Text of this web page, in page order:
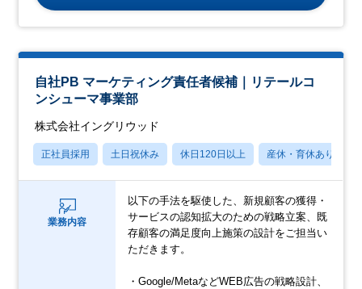
自社PB マーケティング責任者候補｜リテールコ
ンシューマ事業部
株式会社イングリウッド
正社員採用 土日祝休み 休日120日以上 産休・育休あり
業務内容
以下の手法を駆使した、新規顧客の獲得・
サービスの認知拡大のための戦略立案、既
存顧客の満足度向上施策の設計をご担当い
ただきます。
・Google/MetaなどWEB広告の戦略設計、